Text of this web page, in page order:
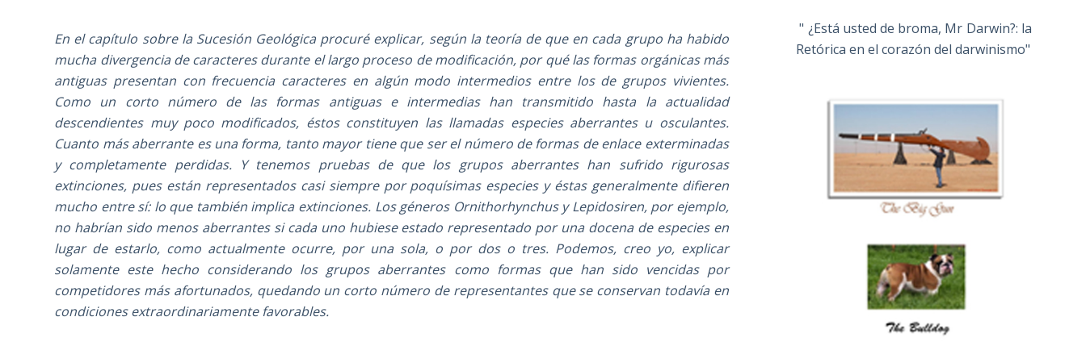
En el capítulo sobre la Sucesión Geológica procuré explicar, según la teoría de que en cada grupo ha habido
mucha divergencia de caracteres durante el largo proceso de modificación, por qué las formas orgánicas más
antiguas presentan con frecuencia caracteres en algún modo intermedios entre los de grupos vivientes.
Como un corto número de las formas antiguas e intermedias han transmitido hasta la actualidad
descendientes muy poco modificados, éstos constituyen las llamadas especies aberrantes u osculantes.
Cuanto más aberrante es una forma, tanto mayor tiene que ser el número de formas de enlace exterminadas
y completamente perdidas. Y tenemos pruebas de que los grupos aberrantes han sufrido rigurosas
extinciones, pues están representados casi siempre por poquísimas especies y éstas generalmente difieren
mucho entre sí: lo que también implica extinciones. Los géneros Ornithorhynchus y Lepidosiren, por ejemplo,
no habrían sido menos aberrantes si cada uno hubiese estado representado por una docena de especies en
lugar de estarlo, como actualmente ocurre, por una sola, o por dos o tres. Podemos, creo yo, explicar
solamente este hecho considerando los grupos aberrantes como formas que han sido vencidas por
competidores más afortunados, quedando un corto número de representantes que se conservan todavía en
condiciones extraordinariamente favorables.
" ¿Está usted de broma, Mr Darwin?: la
Retórica en el corazón del darwinismo"